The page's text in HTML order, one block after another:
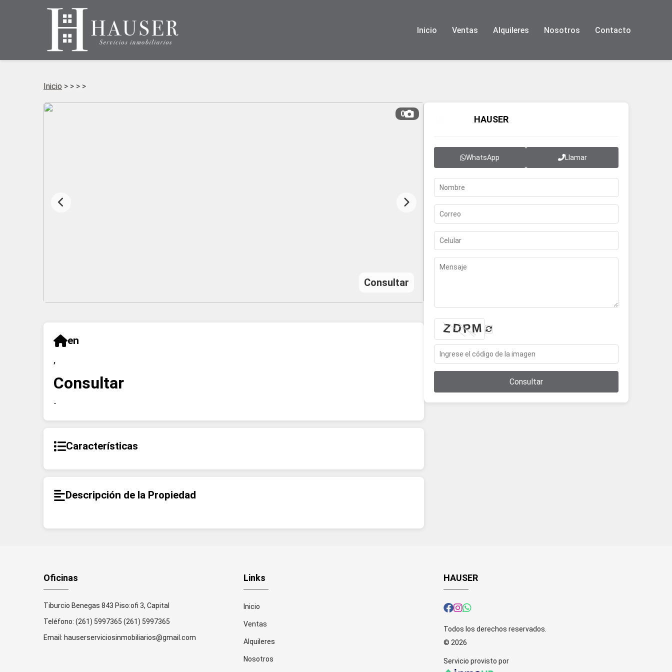
Inicio Ventas Alquileres Nosotros Contacto
Inicio > > > >
0
Consultar
en
,
Consultar
-
Características
Descripción de la Propiedad
HAUSER
WhatsApp Llamar
Consultar
Oficinas
Tiburcio Benegas 843 Piso:ofi 3, Capital
Teléfono: (261) 5997365 (261) 5997365
Email: hauserserviciosinmobiliarios@gmail.com
Links
Inicio
Ventas
Alquileres
Nosotros
HAUSER
Todos los derechos reservados.
© 2026
Servicio provisto por